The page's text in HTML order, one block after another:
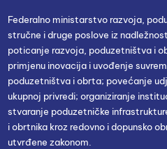
Federalno ministarstvo razvoja,
stručne i druge poslove iz
poticanje razvoja, poduzetništva i
primjenu inovacija i uvođenje
poduzetništva i obrta; povećanje
ukupnoj privredi; organiziranje
stvaranje poduzetničke
i obrtnika kroz redovno i dopunsko
utvrđene zakonom.